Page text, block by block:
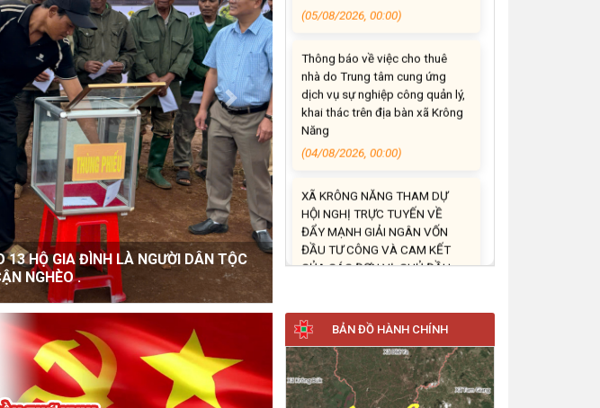
khai các hoạt động hưởng ứng Lễ
Next
nhà do Trung tâm cung ứng
Năng
(04/08/2026, 00:00)
XÃ KRÔNG NĂNG THAM DỰ
HỘI NGHỊ TRỰC TUYẾN VỀ
ĐẦU TƯ CÔNG VÀ CAM KẾT
CỦA CÁC ĐƠN VỊ, CHỦ ĐẦU
TƯ VỀ GIẢI NGÂN VỐN ĐẦU
TƯ CÔNG
(03/08/2026, 00:00)
nhất chủ trương hoàn thiện
phương án quản lý, khai thác và
cho thuê các cơ sở nhà, đất
dôi dư
(31/07/2026, 00:00)
BẢN ĐỒ HÀNH CHÍNH